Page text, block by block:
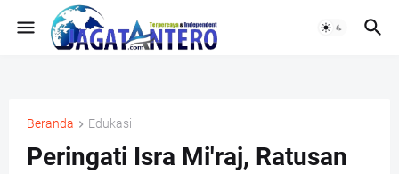
Beranda Edukasi
Peringati Isra Mi'raj, Ratusan